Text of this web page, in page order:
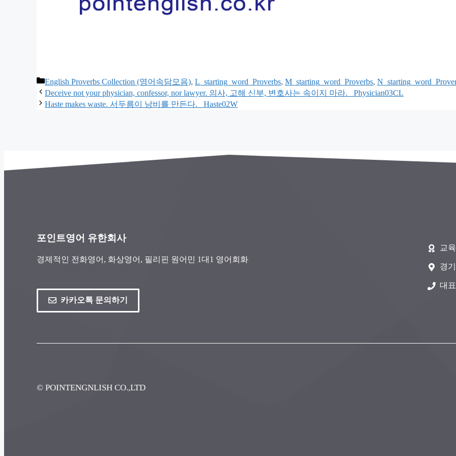
카
테
고
English Proverbs Collection (영어속담모음), L_starting_word_Proverbs, M_starting_word_Proverbs,
Deceive not your physician, confessor, nor lawyer. 의사, 고해 신부, 변호사는 속이지 마라. _Physician03CL
Haste makes waste. 서두름이 낭비를 만든다. _Haste02W
포인트영어 유한회사
경제적인 전화영어, 화상영어, 필리핀 원어민 1대1 영어회화
카카오톡 문의하기
교
경
대
© POINTENGNLISH CO.,LTD